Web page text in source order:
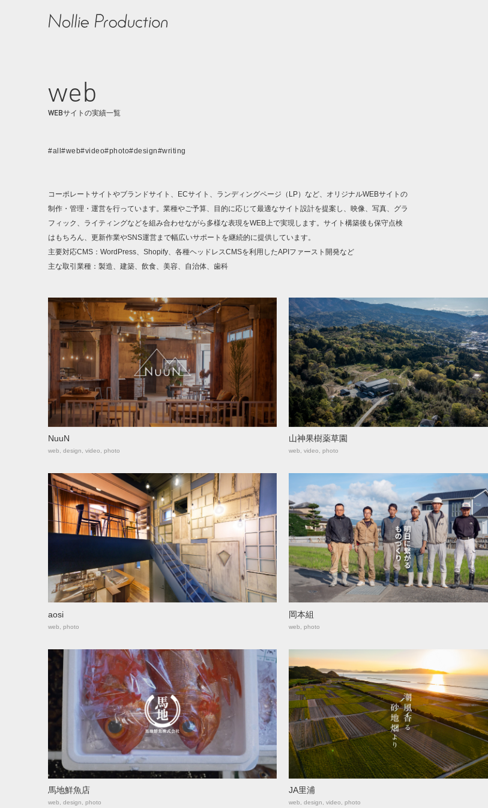
web
WEBサイトの実績一覧
#all #web#video#photo#design#writing
コーポレートサイトやブランドサイト、ECサイト、ランディングページ（LP）など、オリジナルWEBサイトの
制作・管理・運営を行っています。業種やご予算、目的に応じて最適なサイト設計を提案し、映像、写真、グラ
フィック、ライティングなどを組み合わせながら多様な表現をWEB上で実現します。サイト構築後も保守点検
はもちろん、更新作業やSNS運営まで幅広いサポートを継続的に提供しています。
主要対応CMS：WordPress、Shopify、各種ヘッドレスCMSを利用したAPIファースト開発など
主な取引業種：製造、建築、飲食、美容、自治体、歯科
NuuN
web, design, video, photo
山神果樹薬草園
web, video, photo
aosi
web, photo
岡本組
web, photo
馬地鮮魚店
web, design, photo
JA里浦
web, design, video, photo